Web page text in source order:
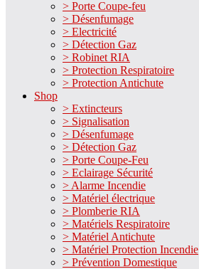
> Porte Coupe-feu
> Désenfumage
> Electricité
> Détection Gaz
> Robinet RIA
> Protection Respiratoire
> Protection Antichute
Shop
> Extincteurs
> Signalisation
> Désenfumage
> Détection Gaz
> Porte Coupe-Feu
> Eclairage Sécurité
> Alarme Incendie
> Matériel électrique
> Plomberie RIA
> Matériels Respiratoire
> Matériel Antichute
> Matériel Protection Incendie
> Prévention Domestique